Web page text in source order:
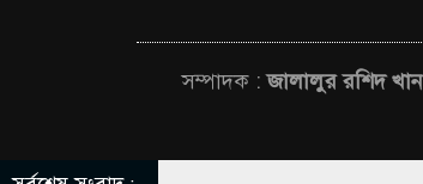
সম্পাদক :জালালুর রশিদ